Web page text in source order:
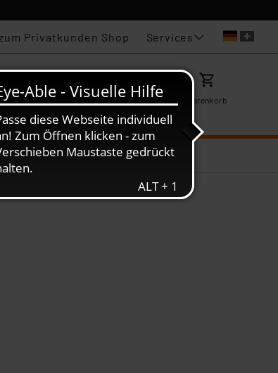
zum Privatkunden Shop Services
KarriereMein ELV Merkzettel Warenkorb
Deals